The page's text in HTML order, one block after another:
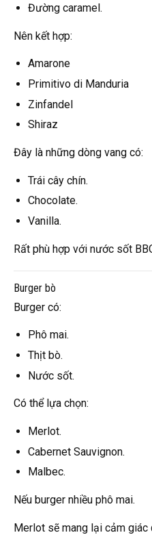
Đường caramel.
Nên kết hợp:
Amarone
Primitivo di Manduria
Zinfandel
Shiraz
Đây là những dòng vang có:
Trái cây chín.
Chocolate.
Vanilla.
Rất phù hợp với nước sốt
Burger bò
Burger có:
Phô mai.
Thịt bò.
Nước sốt.
Có thể lựa chọn:
Merlot.
Cabernet Sauvignon.
Malbec.
Nếu burger nhiều phô mai.
Merlot sẽ mang lại cảm giác